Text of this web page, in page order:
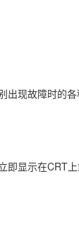
现故障时的
显示在CRT